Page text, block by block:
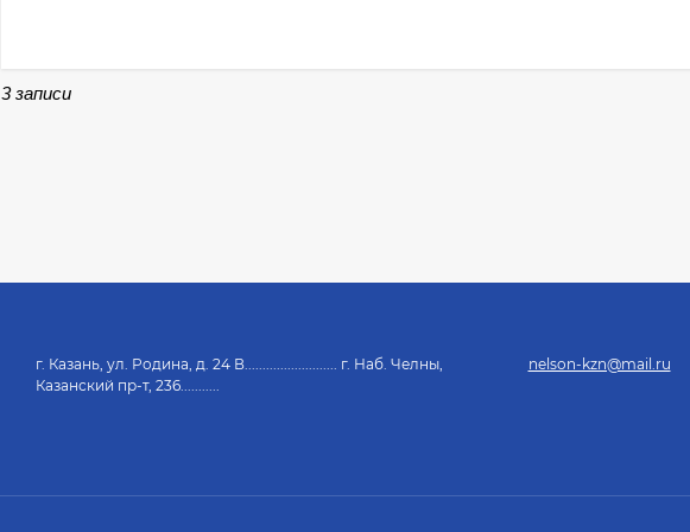
3 записи
г. Казань, ул. Родина, д. 24 В.......................... г. Наб. Челны,
Казанский пр-т, 236...........
nelson-kzn@mail.ru